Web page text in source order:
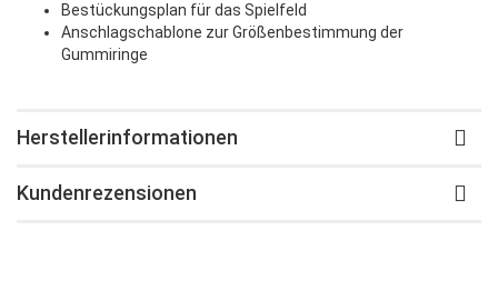
Bestückungsplan für das Spielfeld
Anschlagschablone zur Größenbestimmung der
Gummiringe
Herstellerinformationen
Kundenrezensionen